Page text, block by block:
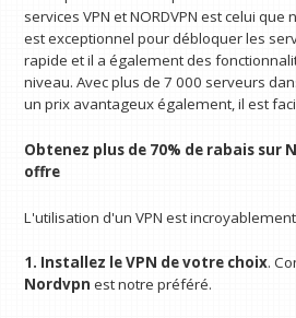
services VPN et NORDVPN est celui
est exceptionnel pour débloquer les
rapide et il a également des
niveau. Avec plus de 7 000 serveurs
un prix avantageux également, il est
Obtenez plus de 70% de rabais sur
offre
L'utilisation d'un VPN est
1. Installez le VPN de votre choix.
Nordvpn est notre préféré.